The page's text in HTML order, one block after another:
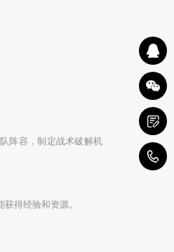
阵容，制定战术破解机
得经验和资源。